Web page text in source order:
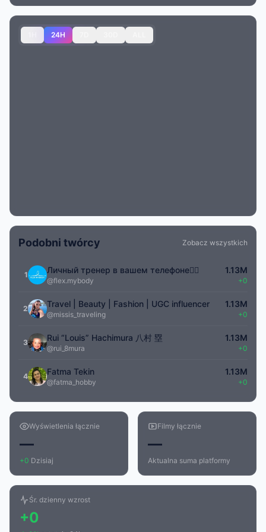
24H
Podobni twórcy Zobacz wszystkich
1 Личный тренер в вашем телефоне🧘‍♀️
@flex.mybody
1.13M
+0
2 Travel | Beauty | Fashion | UGC influencer
@missis_traveling
1.13M
+0
3 Rui “Louis” Hachimura 八村 塁
@rui_8mura
1.13M
+0
4 Fatma Tekin
@fatma_hobby
1.13M
+0
Wyświetlenia łącznie
—
+0 Dzisiaj
Filmy łącznie
—
Aktualna suma platformy
Śr. dzienny wzrost
+0